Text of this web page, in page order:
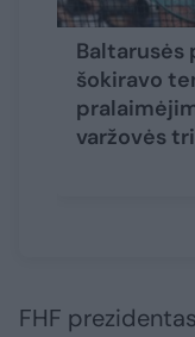
Baltarusės
šokiravo
varžovės
FHF